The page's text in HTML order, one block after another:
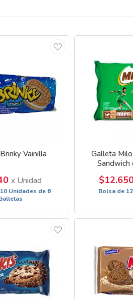
Vainilla
x Unidad
Unidades de 6
Galleta
Sandwich
Bolsa de